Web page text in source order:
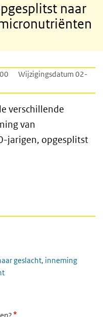
naar
Wijzigingsdatum 02-
verschillende
van
jarigen, opgesplitst
geslacht, inneming
*